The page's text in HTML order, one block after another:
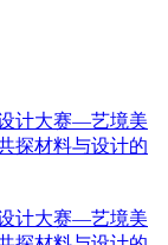
计大赛—艺境美
探材料与设计的
计大赛—艺境美